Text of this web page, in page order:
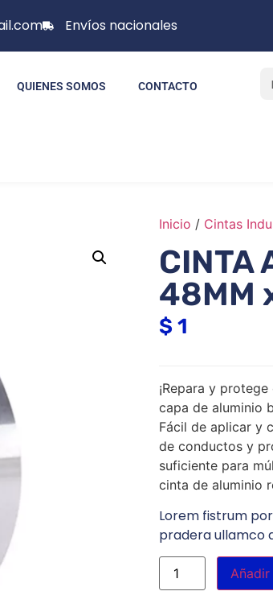
Envíos nacionales
QUIENES SOMOS CONTACTO
Inicio / Cintas
CINTA
48MM
$ 1
¡Repara y
capa de aluminio
Fácil de aplicar y
de conductos y
suficiente para
cinta de aluminio
Lorem fistrum
pradera ullamco